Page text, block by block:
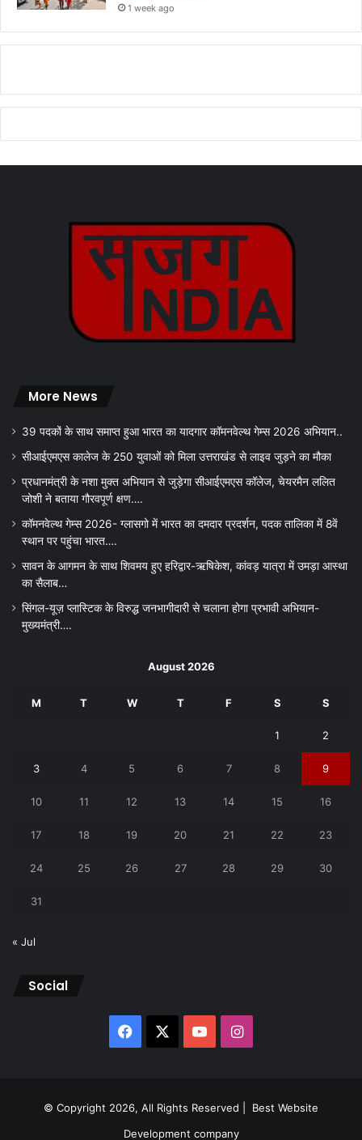
1 week ago
More News
39 पदकों के साथ समाप्त हुआ भारत का यादगार कॉमनवेल्थ गेम्स 2026 अभियान..
सीआईएमएस कालेज के 250 युवाओं को मिला उत्तराखंड से लाइव जुड़ने का मौका
प्रधानमंत्री के नशा मुक्त अभियान से जुड़ेगा सीआईएमएस कॉलेज, चेयरमैन ललित
जोशी ने बताया गौरवपूर्ण क्षण….
कॉमनवेल्थ गेम्स 2026- ग्लासगो में भारत का दमदार प्रदर्शन, पदक तालिका में 8वें
स्थान पर पहुंचा भारत….
सावन के आगमन के साथ शिवमय हुए हरिद्वार-ऋषिकेश, कांवड़ यात्रा में उमड़ा आस्था
का सैलाब…
सिंगल-यूज़ प्लास्टिक के विरुद्ध जनभागीदारी से चलाना होगा प्रभावी अभियान-
मुख्यमंत्री….
August 2026
M T W T F S S
1 2
3 4 5 6 7 8 9
10 11 12 13 14 15 16
17 18 19 20 21 22 23
24 25 26 27 28 29 30
31
« Jul
Social
Facebook YouTubeInstagram
© Copyright 2026, All Rights Reserved | Best Website
Development company